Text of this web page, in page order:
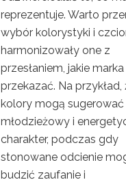
reprezentuje. Warto
wybór kolorystyki i
harmonizowały one z
przesłaniem, jakie
przekazać. Na przykład,
kolory mogą sugerować
młodzieżowy i
charakter, podczas gdy
stonowane odcienie
budzić zaufanie i